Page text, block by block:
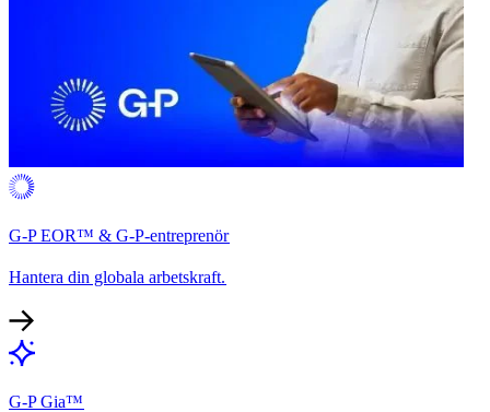
G-P EOR™ & G-P-entreprenör​​
Hantera din globala arbetskraft.​​
G-P Gia™​​